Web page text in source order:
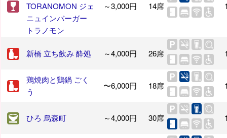
TORANOMON ジェ
ニュインバーガー
トラノモン
～3,000円 14席
新橋 立ち飲み 酔処 ～4,000円 26席
鶏焼肉と鶏鍋 ごく
う
〜6,000円 18席
ひろ 烏森町 ～4,000円 30席